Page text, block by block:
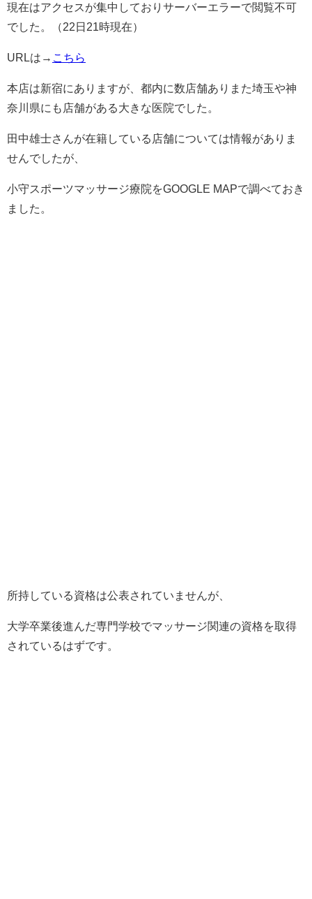
現在はアクセスが集中しておりサーバーエラーで閲覧不可
でした。（22日21時現在）
URLは→ こちら
本店は新宿にありますが、都内に数店舗ありまた埼玉や神
奈川県にも店舗がある大きな医院でした。
田中雄士さんが在籍している店舗については情報がありま
せんでしたが、
小守スポーツマッサージ療院をGOOGLE MAPで調べておき
ました。
所持している資格は公表されていませんが、
大学卒業後進んだ専門学校でマッサージ関連の資格を取得
されているはずです。